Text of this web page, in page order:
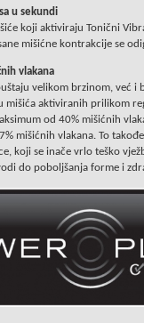
u sekundi
koji aktiviraju Tonični
mišićne kontrakcije se
vlakana
velikom brzinom, već
mišića aktiviranih prilikom
od 40% mišićnih
mišićnih vlakana. To
koji se inače vrlo teško
do poboljšanja forme i